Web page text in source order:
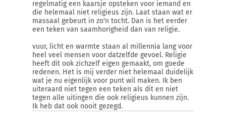
regelmatig een kaarsje opsteken voor iemand en
die helemaal niet religieus zijn. Laat staan wat er
massaal gebeurt in zo'n tocht. Dan is het eerder
een teken van saamhorigheid dan van religie.
vuur, licht en warmte staan al millennia lang voor
heel veel mensen voor datzelfde gevoel. Religie
heeft dit ook zichzelf eigen gemaakt, om goede
redenen. Het is mij verder niet helemaal duidelijk
wat je nu eigenlijk voor punt wil maken. Ik ben
uiteraard niet tegen een teken als dit en niet
tegen alle uitingen die ook religieus kunnen zijn.
Ik heb dat ook nooit gezegd.